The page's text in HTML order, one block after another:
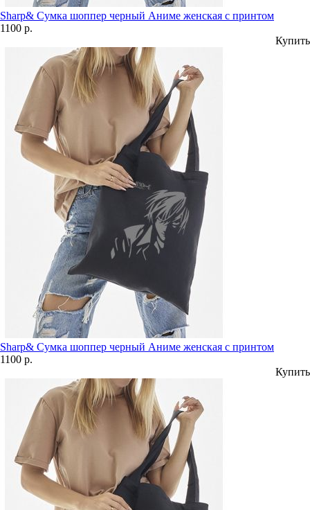
Sharp& Сумка шоппер черный Аниме женская с принтом
1100 р.
Купить
Sharp& Сумка шоппер черный Аниме женская с принтом
1100 р.
Купить